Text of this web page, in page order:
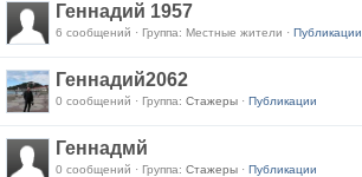
Геннадий 1957
6 сообщений · Группа: Местные жители · Публикации
Геннадий2062
0 сообщений · Группа: Стажеры · Публикации
Геннадмй
0 сообщений · Группа: Стажеры · Публикации